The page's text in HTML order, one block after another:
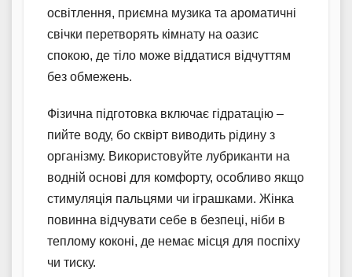
освітлення, приємна музика та ароматичні
свічки перетворять кімнату на оазис
спокою, де тіло може віддатися відчуттям
без обмежень.
Фізична підготовка включає гідратацію –
пийте воду, бо сквірт виводить рідину з
організму. Використовуйте лубриканти на
водній основі для комфорту, особливо якщо
стимуляція пальцями чи іграшками. Жінка
повинна відчувати себе в безпеці, ніби в
теплому коконі, де немає місця для поспіху
чи тиску.